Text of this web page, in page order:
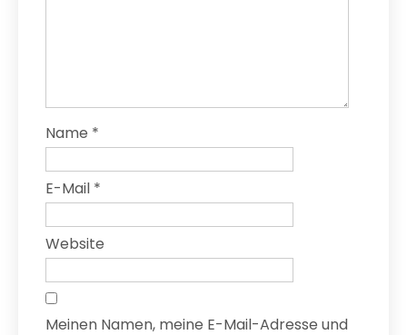
Name *
E-Mail *
Website
Meinen Namen, meine E-Mail-Adresse und